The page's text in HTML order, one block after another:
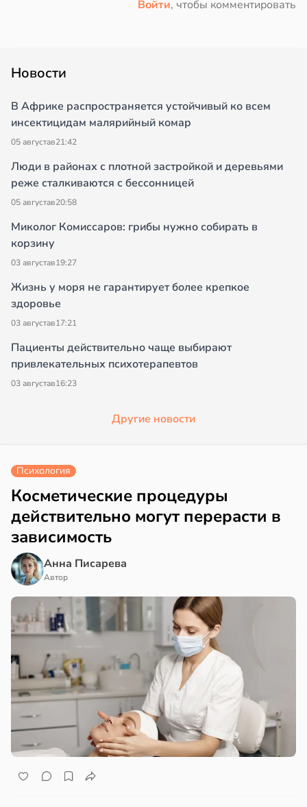
Войти, чтобы комментировать
Новости
В Африке распространяется устойчивый ко всем
инсектицидам малярийный комар
05 августав21:42
Люди в районах с плотной застройкой и деревьями
реже сталкиваются с бессонницей
05 августав20:58
Миколог Комиссаров: грибы нужно собирать в
корзину
03 августав19:27
Жизнь у моря не гарантирует более крепкое
здоровье
03 августав17:21
Пациенты действительно чаще выбирают
привлекательных психотерапевтов
03 августав16:23
Другие новости
Психология
Косметические процедуры
действительно могут перерасти в
зависимость
Анна Писарева
Автор